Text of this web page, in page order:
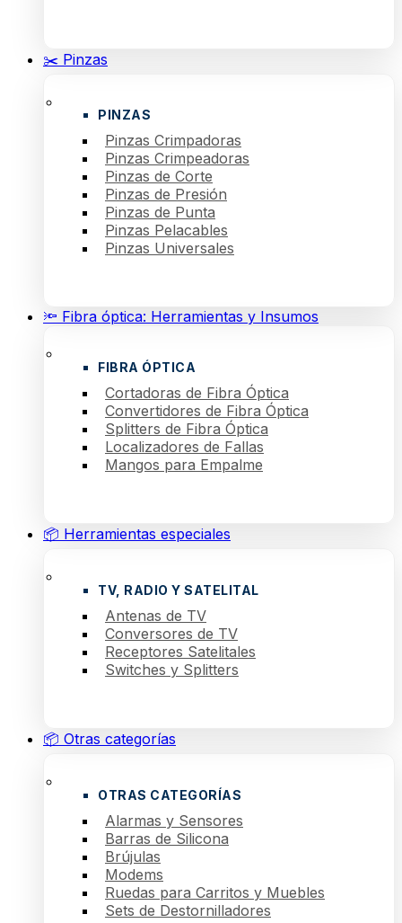
✂️ Pinzas
PINZAS
Pinzas Crimpadoras
Pinzas Crimpeadoras
Pinzas de Corte
Pinzas de Presión
Pinzas de Punta
Pinzas Pelacables
Pinzas Universales
🔦 Fibra óptica: Herramientas y Insumos
FIBRA ÓPTICA
Cortadoras de Fibra Óptica
Convertidores de Fibra Óptica
Splitters de Fibra Óptica
Localizadores de Fallas
Mangos para Empalme
📦 Herramientas especiales
TV, RADIO Y SATELITAL
Antenas de TV
Conversores de TV
Receptores Satelitales
Switches y Splitters
📦 Otras categorías
OTRAS CATEGORÍAS
Alarmas y Sensores
Barras de Silicona
Brújulas
Modems
Ruedas para Carritos y Muebles
Sets de Destornilladores